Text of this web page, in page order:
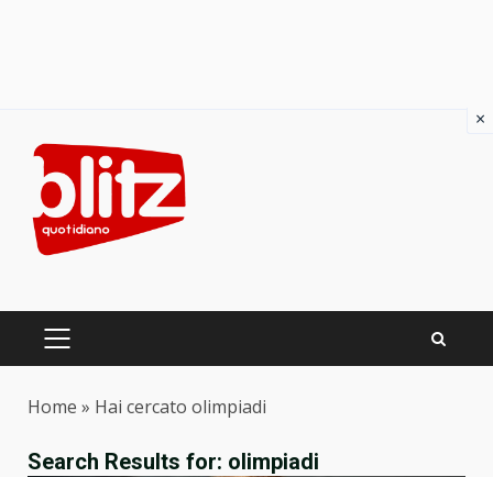
content
PRIMARY
Home » Hai cercato olimpiadi
Search Results for: olimpiadi
×